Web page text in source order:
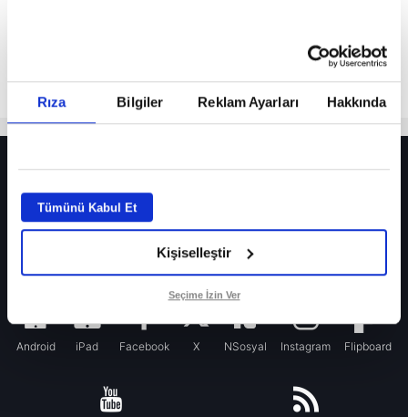
Rıza Bilgiler Reklam Ayarları Hakkında
Tümünü Kabul Et
Kişiselleştir
Seçime İzin Ver
Fenerbahçe’de sürpriz ayrılık ihtimali! Devre arasında gelmişti
Fenerbahçe’nin yeni transferi Mason Greenwood için olay sözler!
Galatasaray’da rota yeniden Thiago Almada!
Android iPad Facebook X NSosyal Instagram Flipboard